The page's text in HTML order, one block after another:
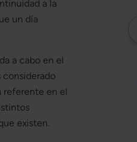
a la
un día
a cabo en el
considerado
referente en el
existen.